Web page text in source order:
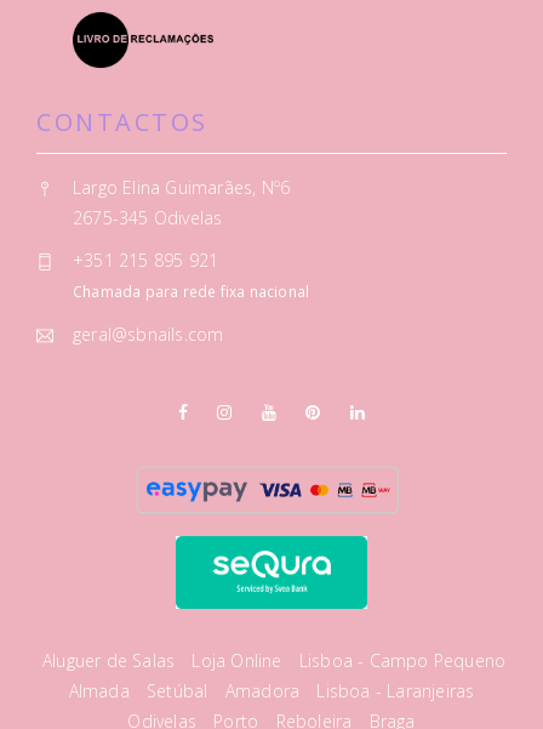
CONTACTOS
Largo Elina Guimarães, Nº6
2675-345 Odivelas
+351 215 895 921
Chamada para rede fixa nacional
geral@sbnails.com
Aluguer de Salas Loja Online
Lisboa - Campo Pequeno
Almada
Setúbal Amadora
Lisboa - Laranjeiras
Odivelas
Porto Reboleira Braga